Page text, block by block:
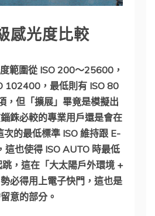
感光度比較
範圍從 ISO 200～25600，
102400，最低則有 ISO 80
，但「擴展」畢竟是模擬出
銖必較的專業用戶還是會在
的最低標準 ISO 維持跟 E-
這也使得 ISO AUTO 時最低
，這在「大太陽戶外環境 +
必得用上電子快門，這也是
意的部分。